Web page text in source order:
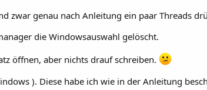
zwar genau nach Anleitung ein paar Threads
die Windowsauswahl gelöscht.
öffnen, aber nichts drauf schreiben.
). Diese habe ich wie in der Anleitung